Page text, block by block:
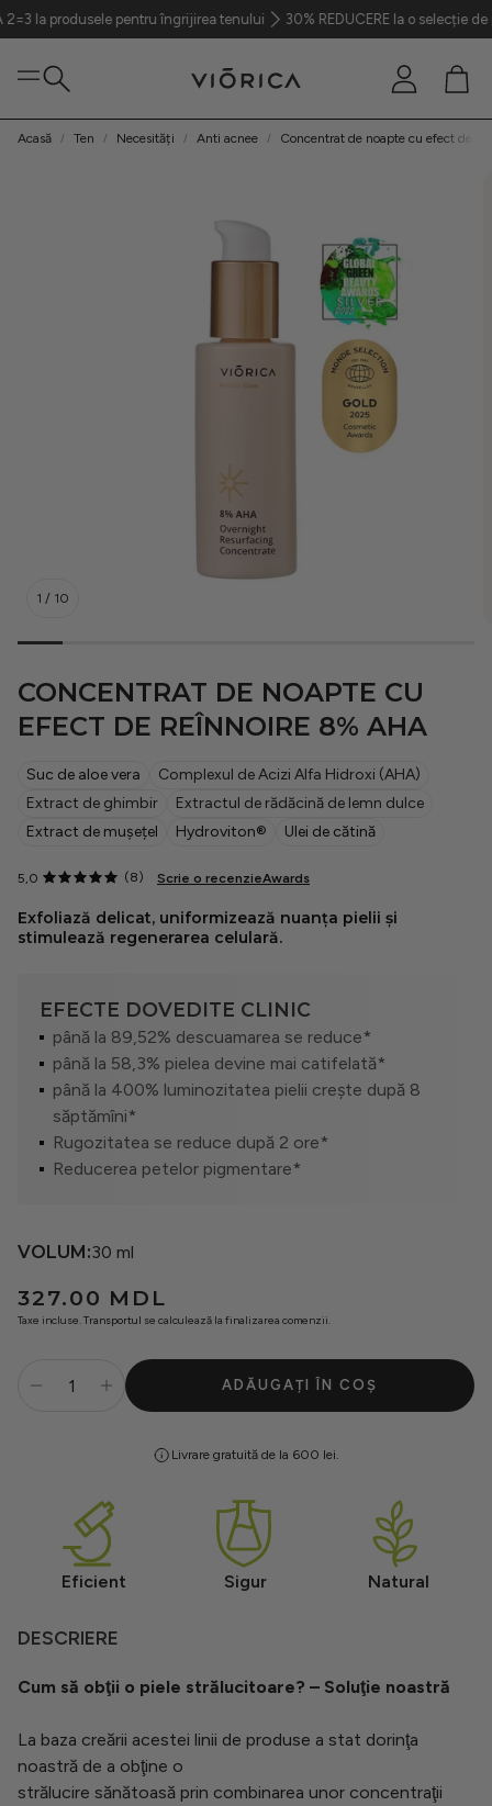
pentru îngrijirea tenului 30% REDUCERE la o selecție de
Caută
Cont Coș
Pentru bărbați
Protecție solară
Rutine
Situationship
Seturi
Oferte
Acasă Ten Necesități Anti acnee Concentrat de noapte cu efect de
1 / 10
CONCENTRAT DE NOAPTE CU
EFECT DE REÎNNOIRE 8% AHA
Suc de aloe vera
Complexul de Acizi Alfa Hidroxi (AHA)
Extract de ghimbir
Extractul de rădăcină de lemn dulce
Extract de mușețel
Hydroviton® Ulei de cătină
5,0 (8) Scrie o recenzieAwards
Exfoliază delicat, uniformizează nuanța pielii și
stimulează regenerarea celulară.
EFECTE DOVEDITE CLINIC
până la 89,52% descuamarea se reduce*
până la 58,3% pielea devine mai catifelată*
până la 400% luminozitatea pielii crește după 8
săptămîni*
Rugozitatea se reduce după 2 ore*
Reducerea petelor pigmentare*
VOLUM:30 ml
Preț
obișnuit
327.00 MDL
Taxe incluse.Transportul se calculează la finalizarea comenzii.
ADĂUGAȚI ÎN COȘ
Livrare gratuită de la 600 lei.
Eficient Sigur Natural
DESCRIERE
Cum să obţii o piele strălucitoare? – Soluţie noastră
La baza creării acestei linii de produse a stat dorinţa
noastră de a obţine o
strălucire sănătoasă prin combinarea unor concentraţii